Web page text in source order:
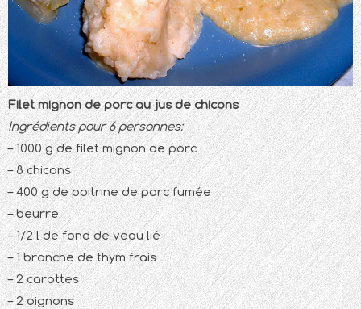
Filet mignon de porc au jus de chicons
Ingrédients pour 6 personnes:
– 1000 g de filet mignon de porc
– 8 chicons
– 400 g de poitrine de porc fumée
– beurre
– 1/2 l de fond de veau lié
– 1 branche de thym frais
– 2 carottes
– 2 oignons